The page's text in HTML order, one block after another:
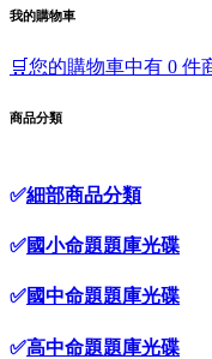
我的購物車
🛒您的購物車中有 0 件
商品分類
✅細部商品分類
✅國小命題題庫光碟
✅國中命題題庫光碟
✅高中命題題庫光碟